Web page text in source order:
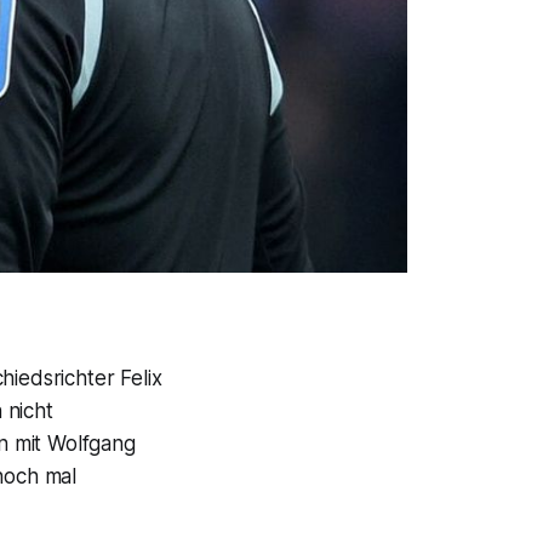
Felix
nicht
mit Wolfgang
mal